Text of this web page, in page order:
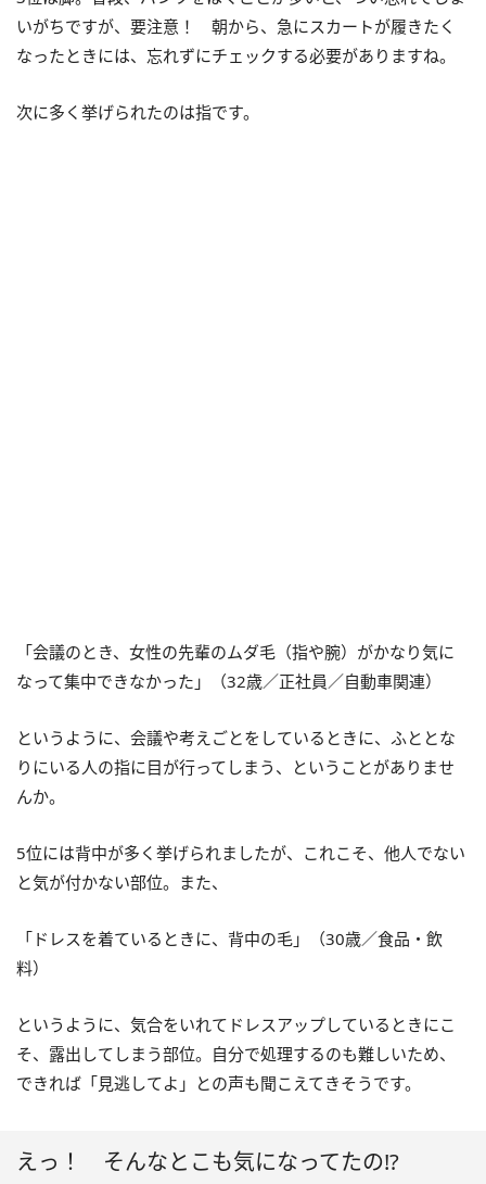
いがちですが、要注意！ 朝から、急にスカートが履きたく
なったときには、忘れずにチェックする必要がありますね。
次に多く挙げられたのは指です。
「会議のとき、女性の先輩のムダ毛（指や腕）がかなり気に
なって集中できなかった」（32歳／正社員／自動車関連）
というように、会議や考えごとをしているときに、ふととな
りにいる人の指に目が行ってしまう、ということがありませ
んか。
5位には背中が多く挙げられましたが、これこそ、他人でない
と気が付かない部位。また、
「ドレスを着ているときに、背中の毛」（30歳／食品・飲
料）
というように、気合をいれてドレスアップしているときにこ
そ、露出してしまう部位。自分で処理するのも難しいため、
できれば「見逃してよ」との声も聞こえてきそうです。
えっ！ そんなとこも気になってたの!?